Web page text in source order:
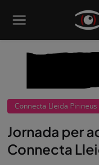
Connecta Lleida Pirineus
Jornada per
Connecta